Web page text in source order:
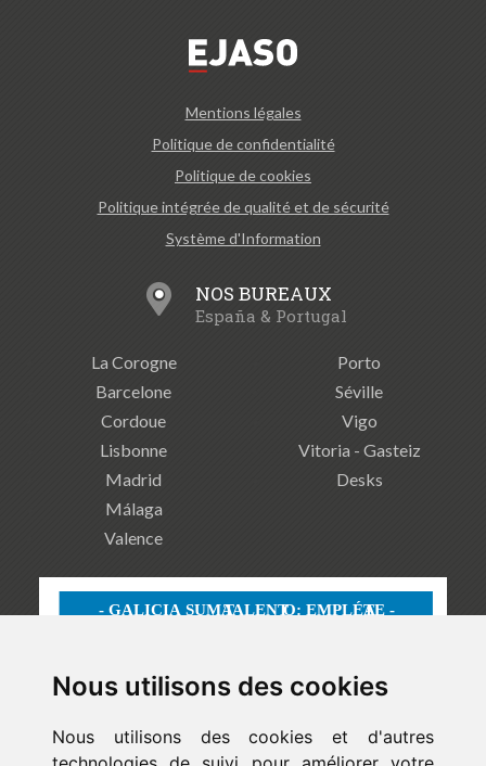
Nous utilisons des cookies
Nous utilisons des cookies et d'autres
Mentions légales
Politique de confidentialité
Politique de cookies
Politique intégrée de qualité et de sécurité
Système d'Information
NOS BUREAUX
España & Portugal
La Corogne
Barcelone
Cordoue
Lisbonne
Madrid
Málaga
Valence
Porto
Séville
Vigo
Vitoria - Gasteiz
Desks